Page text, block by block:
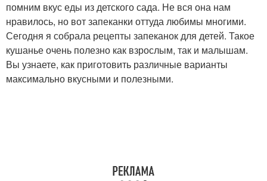
Полезные запеканки Рисовая запеканка
Запеканка для детей
помним вкус еды из детского сада. Не вся она нам
нравилось, но вот запеканки оттуда любимы многими.
Сегодня я собрала рецепты запеканок для детей. Такое
кушанье очень полезно как взрослым, так и малышам.
Вы узнаете, как приготовить различные варианты
максимально вкусными и полезными.